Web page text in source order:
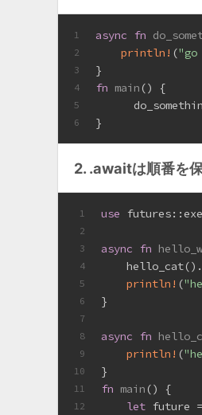
1
2
3
4
5
6
async fn
println! (
}
fn main () {
}
2. .awaitは順番を
1
2
3
4
5
6
7
8
9
10
11
12
use
async fn
    hello_cat().
println! (
}
async fn
println! (
}
fn main () {
let future